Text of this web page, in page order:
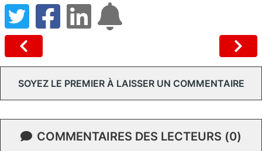
SOYEZ LE PREMIER À LAISSER UN COMMENTAIRE
COMMENTAIRES DES LECTEURS (0)